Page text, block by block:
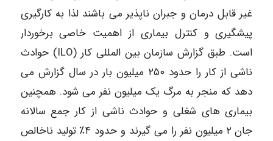
غیر قابل درمان و جبران ناپذیر می باشند لذا به کارگیری
پیشگیری و کنترل بیماری از اهمیت خاصی برخوردار
است. طبق گزارش سازمان بین المللی کار (ILO) حوادث
ناشی از کار را حدود ۲۵۰ میلیون بار در سال گزارش می
دهد که منجر به مرگ یک میلیون نفر می شود. همچنین
بیماری های شغلی و حوادث ناشی از کار جمع سالانه
جان ۲ میلیون نفر را می گیرند و حدود ۴٪ تولید ناخالص